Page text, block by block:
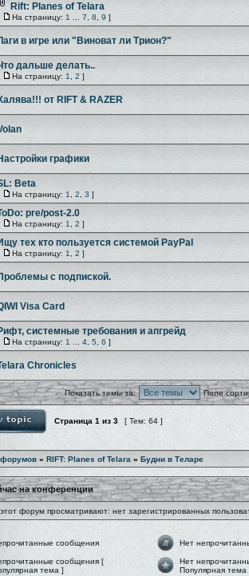
Rift: Planes of Telara
На страницу: 1 7 8 9 ]
в игре или "Виноват ли Трион?"
дальше делать..
На страницу: 1 2 ]
от RIFT & RAZER
графики
Beta
На страницу: 1 2 3 ]
pre/post-2.0
На страницу: 1 2 ]
тех кто пользуется системой PayPal
На страницу: 1 2 ]
с подпиской.
Visa Card
системные требования и апгрейд
На страницу: 1 4 5 6 ]
Chronicles
Показать темы за: Поле
Страница 1 из 3 [ Тем: 64 ]
» RIFT: Planes of Telara » Будни в Теларе
на конференции
форум просматривают: нет зарегистрированных
сообщения Нет
сообщения [
тема ]
Нет
Популярная тема